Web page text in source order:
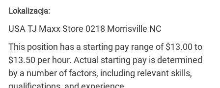
Lokalizacja:
USA TJ Maxx Store 0218 Morrisville NC
This position has a starting pay range of $13.00 to
$13.50 per hour. Actual starting pay is determined
by a number of factors, including relevant skills,